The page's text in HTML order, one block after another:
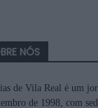
NÓS
de Vila Real é um
de 1998, com